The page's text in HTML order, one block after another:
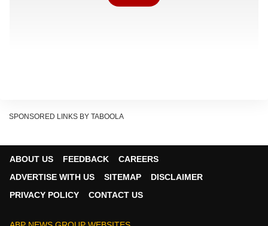
SPONSORED LINKS BY TABOOLA
ABOUT US FEEDBACK
CAREERS
ADVERTISE WITH US
SITEMAP
DISCLAIMER
PRIVACY POLICY
CONTACT US